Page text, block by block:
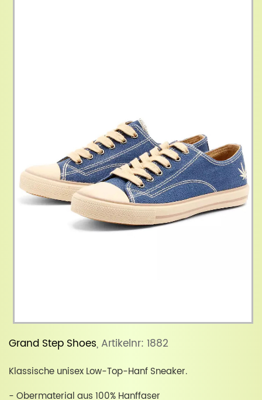
Grand Step Shoes, Artikelnr: 1882
Klassische unisex Low-Top-Hanf Sneaker.
- Obermaterial aus 100% Hanffaser